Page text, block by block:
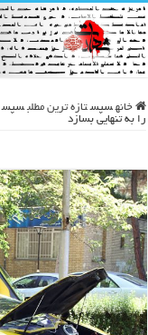
خانه سپس تازه ترین مطلب سپس
را به تنهایی بسازد